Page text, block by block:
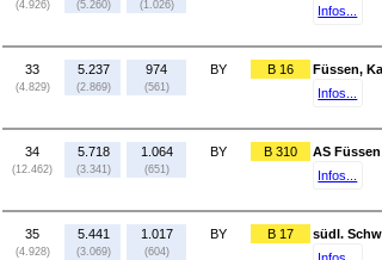
(4.926) (5.260) (1.026)
Infos...
33
(4.829)
5.237
(2.869)
974
(561)
BY B 16
Füssen,
Infos...
34
(12.462)
5.718
(3.341)
1.064
(651)
BY B 310
AS
Infos...
35
(4.928)
5.441
(3.069)
1.017
(604)
BY B 17
südl.